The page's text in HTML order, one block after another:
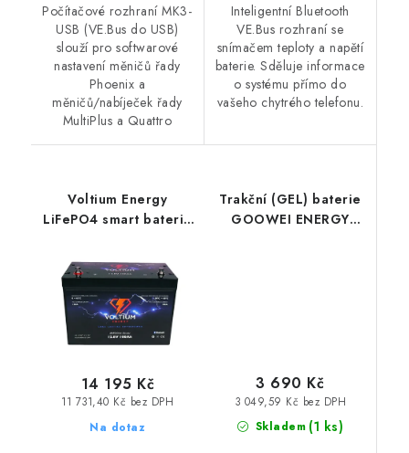
Počítačové rozhraní MK3-
USB (VE.Bus do USB)
slouží pro softwarové
nastavení měničů řady
Phoenix a
měničů/nabíječek řady
MultiPlus a Quattro
Inteligentní Bluetooth
VE.Bus rozhraní se
snímačem teploty a napětí
baterie. Sděluje informace
o systému přímo do
vašeho chytrého telefonu.
Voltium Energy
LiFePO4 smart baterie
100Ah
Na dotaz
11 731,40 Kč bez DPH
14 195 Kč
Trakční (GEL) baterie
GOOWEI ENERGY
Skladem (1 ks)
3 049,59 Kč bez DPH
3 690 Kč